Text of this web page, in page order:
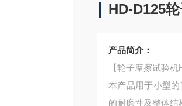
HD-D125
产品简介：
【轮子摩擦试验
本产品用于小型
的耐磨性及整体结